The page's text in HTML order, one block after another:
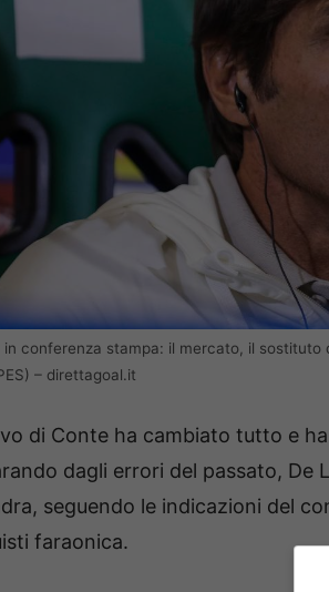
in conferenza stampa: il mercato, il sostituto
– direttagoal.it
di Conte ha cambiato tutto e
dagli errori del passato,
seguendo le indicazioni del
faraonica.